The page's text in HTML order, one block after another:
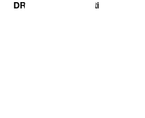
DR - Dorato 24 carati